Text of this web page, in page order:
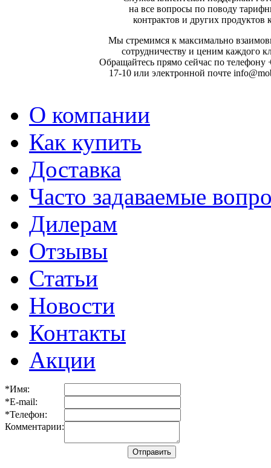
на все вопросы по поводу
контрактов и других продуктов
Мы стремимся к максимально
сотрудничеству и ценим каждого
Обращайтесь прямо сейчас по телефону
17-10 или электронной почте
О компании
Как купить
Доставка
Часто задаваемые
Дилерам
Отзывы
Статьи
Новости
Контакты
Акции
*Имя:
*E-mail:
*Телефон:
Комментарии: